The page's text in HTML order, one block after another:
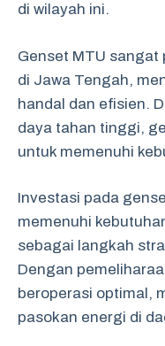
di wilayah ini.
Genset MTU
di Jawa Tengah,
handal dan efisien.
daya tahan tinggi,
untuk memenuhi
Investasi pada
memenuhi
sebagai langkah
Dengan
beroperasi optimal,
pasokan energi di